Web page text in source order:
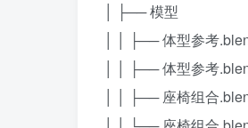
│ ├── 模型
│ │ ├── 体型参考
│ │ ├── 体型参考
│ │ ├── 座椅组合